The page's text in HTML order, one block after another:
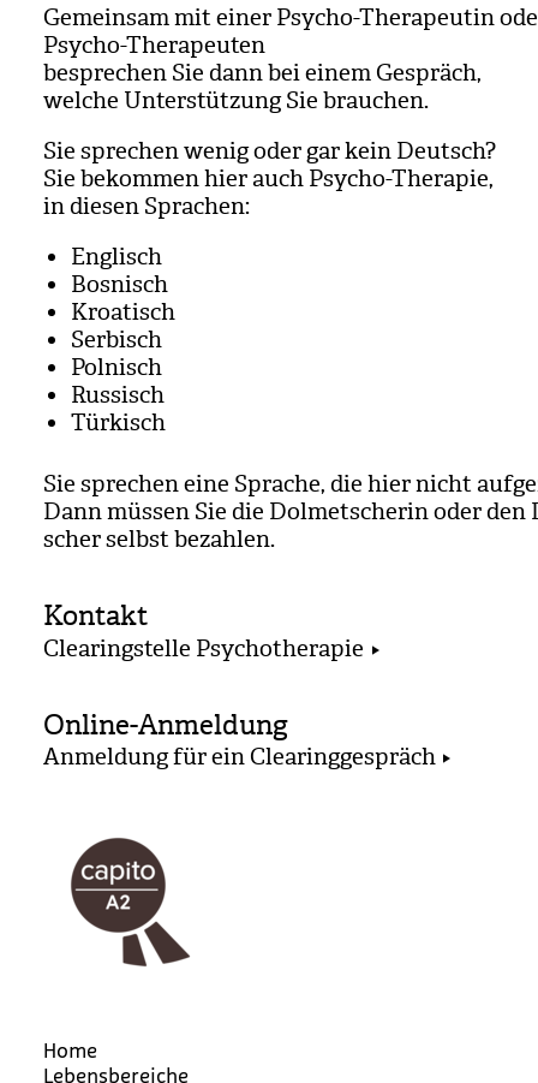
Gemein­sam mit einer Psy­cho-The­ra­peu­tin
Psy­cho-The­ra­peu­ten
bespre­chen Sie dann bei einem Gespräch,
wel­che Unter­stüt­zung Sie brau­chen.
Sie spre­chen wenig oder gar kein Deutsch?
Sie bekom­men hier auch Psy­cho-The­ra­pie,
in die­sen Spra­chen:
Eng­lisch
Bos­nisch
Kroa­tisch
Ser­bisch
Pol­nisch
Rus­sisch
Tür­kisch
Sie spre­chen eine Spra­che, die hier nicht
Dann müs­sen Sie die Dol­met­sche­rin oder
scher selbst bezah­len.
Kontakt
Clearingstelle Psychotherapie
Online-Anmeldung
Anmeldung für ein Clearinggespräch
Home
Lebensbereiche